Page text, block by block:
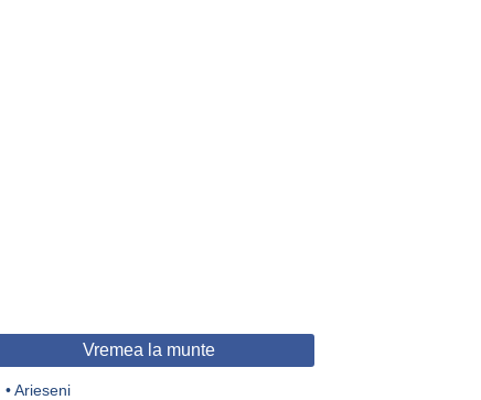
Vremea la munte
•Arieseni